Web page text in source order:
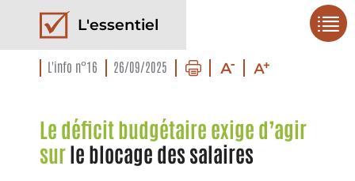
L'essentiel
L'info n°16 26/09/2025
Le déficit budgétaire exige d’agir
surle blocage des salaires